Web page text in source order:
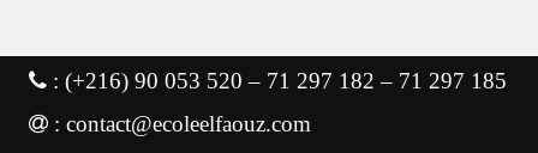
: (+216) 90 053 520 – 71 297 182 – 71 297 185
: contact@ecoleelfaouz.com